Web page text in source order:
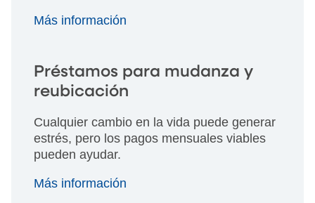
Más información
Préstamos para mudanza y
reubicación
Cualquier cambio en la vida puede generar
estrés, pero los pagos mensuales viables
pueden ayudar.
Más información